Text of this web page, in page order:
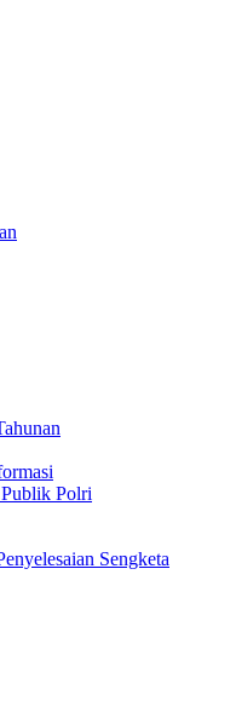
Polri
Sengketa